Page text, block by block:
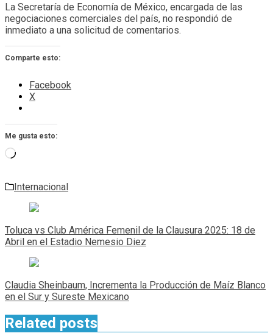
La Secretaría de Economía de México, encargada de las
negociaciones comerciales del país, no respondió de
inmediato a una solicitud de comentarios.
Comparte esto:
Facebook
X
Me gusta esto:
Cargando...
Internacional
Navegación
de
entradas
Toluca vs Club América Femenil de la Clausura 2025: 18 de
Abril en el Estadio Nemesio Diez
Claudia Sheinbaum, Incrementa la Producción de Maíz Blanco
en el Sur y Sureste Mexicano
Related posts